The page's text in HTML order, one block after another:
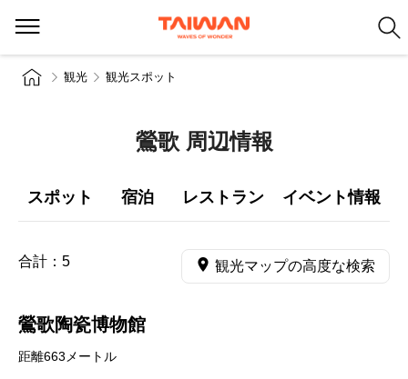
観光 観光スポット
鶯歌 周辺情報
スポット 宿泊 レストラン イベント情報
合計： 5 観光マップの高度な検索
鶯歌陶瓷博物館
距離663メートル